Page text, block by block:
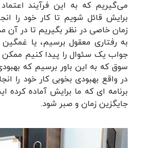
می‌گیریم که به این فرآیند
برایش قائل شویم تا کار خود را
زمان خاصی در نظر بگیریم تا در
به رفتاری معقول برسیم، یا غمگین
جواب یک سئوال را پیدا کنیم
سوق که به این باور برسیم که
در واقع بهبودی بخوبی کار خود را
برنامه ای که ما برایش آماده کرده
جایگزین زمان و صبر شود.